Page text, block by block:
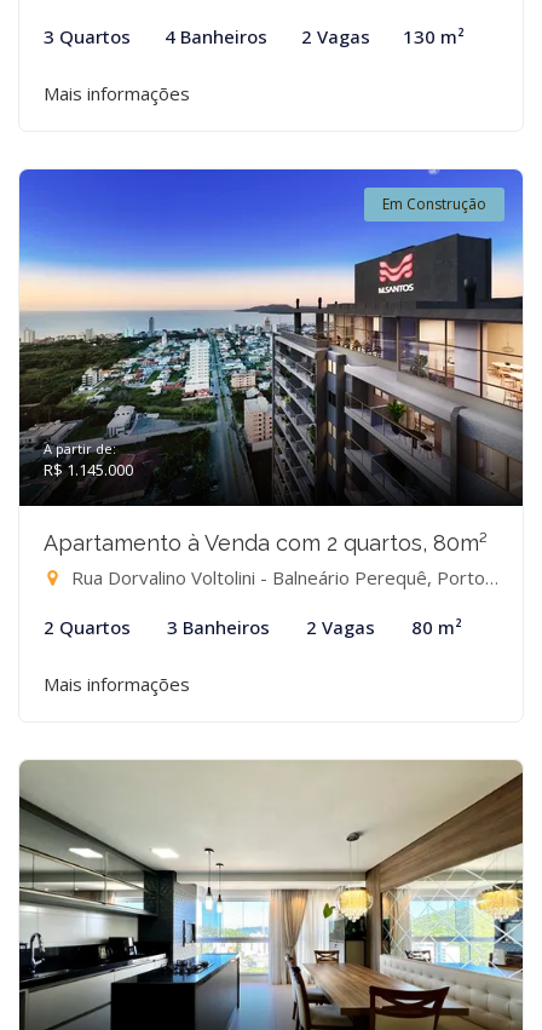
3 Quartos 4 Banheiros 2 Vagas 130 m²
Mais informações
Em Construção
A partir de:
R$ 1.145.000
Apartamento à Venda com 2 quartos, 80m²
Rua Dorvalino Voltolini - Balneário Perequê, Porto Belo-SC
2 Quartos 3 Banheiros 2 Vagas 80 m²
Mais informações